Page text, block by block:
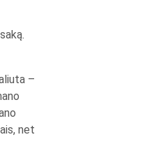
–
net